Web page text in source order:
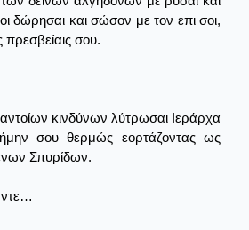
δώρησαι και σώσον με τον επι σοι,
πρεσβείαις σου.
κινδύνων λύτρωσαι Ιεράρχα
σου θερμώς εορτάζοντας ως
Σπυρίδων.